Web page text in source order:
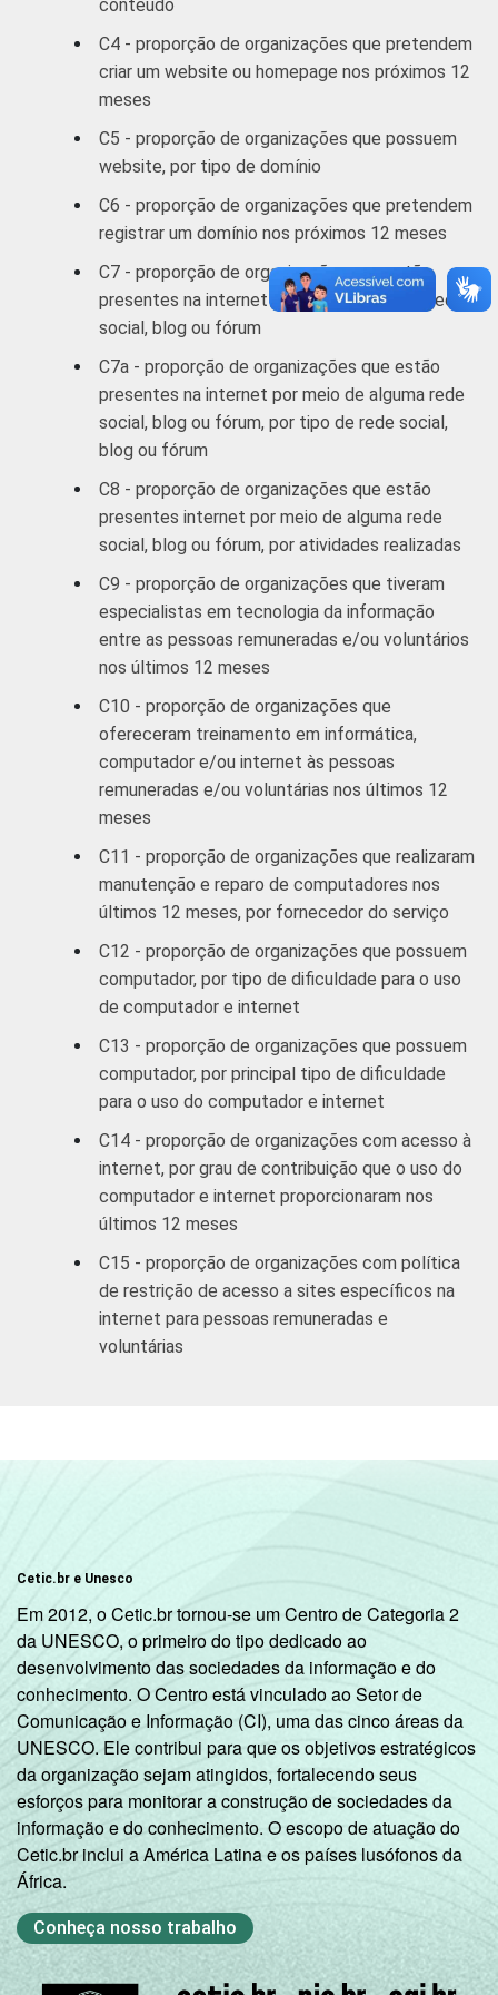
coletados entre outubro de 2012 e março de
2013.
Fonte: NIC.br - out/2012 a mar/2013
conteúdo
C4 - proporção de organizações que pretendem
criar um website ou homepage nos próximos 12
meses
C5 - proporção de organizações que possuem
website, por tipo de domínio
C6 - proporção de organizações que pretendem
registrar um domínio nos próximos 12 meses
C7 - proporção de organizações que estão
presentes na internet por meio de alguma rede
social, blog ou fórum
C7a - proporção de organizações que estão
presentes na internet por meio de alguma rede
social, blog ou fórum, por tipo de rede social,
blog ou fórum
C8 - proporção de organizações que estão
presentes internet por meio de alguma rede
social, blog ou fórum, por atividades realizadas
C9 - proporção de organizações que tiveram
especialistas em tecnologia da informação
entre as pessoas remuneradas e/ou voluntários
nos últimos 12 meses
C10 - proporção de organizações que
ofereceram treinamento em informática,
computador e/ou internet às pessoas
remuneradas e/ou voluntárias nos últimos 12
meses
C11 - proporção de organizações que realizaram
manutenção e reparo de computadores nos
últimos 12 meses, por fornecedor do serviço
C12 - proporção de organizações que possuem
computador, por tipo de dificuldade para o uso
de computador e internet
C13 - proporção de organizações que possuem
computador, por principal tipo de dificuldade
para o uso do computador e internet
C14 - proporção de organizações com acesso à
internet, por grau de contribuição que o uso do
computador e internet proporcionaram nos
últimos 12 meses
C15 - proporção de organizações com política
de restrição de acesso a sites específicos na
internet para pessoas remuneradas e
voluntárias
Cetic.br e Unesco
Em 2012, o Cetic.br tornou-se um Centro de Categoria 2
da UNESCO, o primeiro do tipo dedicado ao
desenvolvimento das sociedades da informação e do
conhecimento. O Centro está vinculado ao Setor de
Comunicação e Informação (CI), uma das cinco áreas da
UNESCO. Ele contribui para que os objetivos estratégicos
da organização sejam atingidos, fortalecendo seus
esforços para monitorar a construção de sociedades da
informação e do conhecimento. O escopo de atuação do
Cetic.br inclui a América Latina e os países lusófonos da
África.
Conheça nosso trabalho